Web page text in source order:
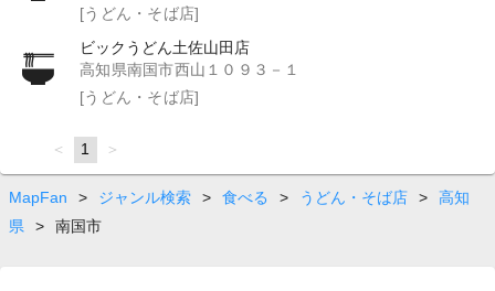
[うどん・そば店]
ビックうどん土佐山田店
高知県南国市西山１０９３－１
[うどん・そば店]
page
You're
on
page
1 page
MapFan > ジャンル検索 > 食べる > うどん・そば店 >
高知
県
> 南国市